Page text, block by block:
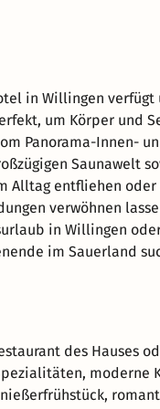
in Willingen
um Körper und
Panorama-Innen-
Saunawelt
Alltag entfliehen
verwöhnen
in Willingen
im Sauerland
des Hauses
moderne